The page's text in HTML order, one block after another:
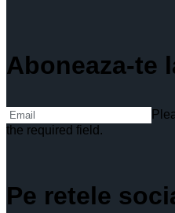
Aboneaza-te
the required field.
Pe retele